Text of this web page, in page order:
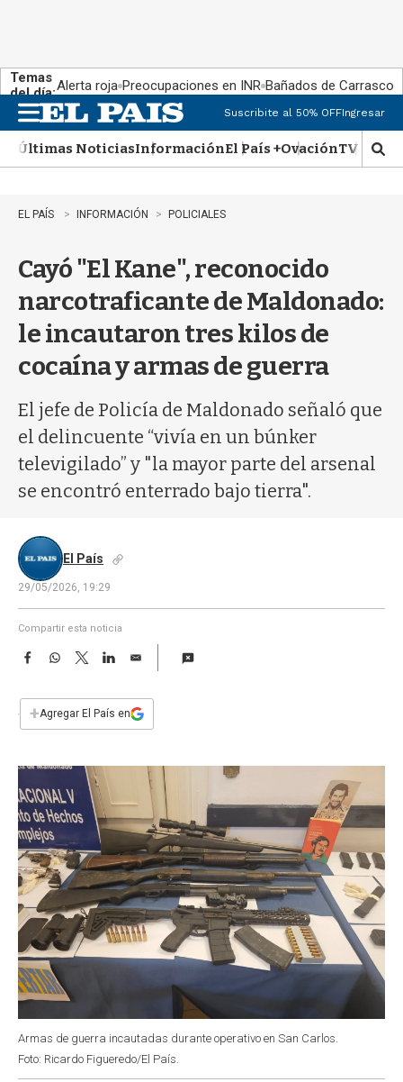
Temas
del día:Alerta roja Preocupaciones en INR Bañados de Carrasco
n
u
Suscribite al 50% OFFIngresar
Últimas NoticiasInformaciónEl País +OvaciónTV Show
M
o
�
a
EL PAÍS INFORMACIÓN POLICIALES
Cayó "El Kane", reconocido
narcotraficante de Maldonado:
le incautaron tres kilos de
cocaína y armas de guerra
El jefe de Policía de Maldonado señaló que
el delincuente “vivía en un búnker
televigilado” y "la mayor parte del arsenal
se encontró enterrado bajo tierra".
El País
29/05/2026, 19:29
Compartir esta noticia
F
e
b
W
s
T
w
t
L
E
i
l
+Agregar El País en
Armas de guerra incautadas durante operativo en San Carlos.
Foto: Ricardo Figueredo/El País.